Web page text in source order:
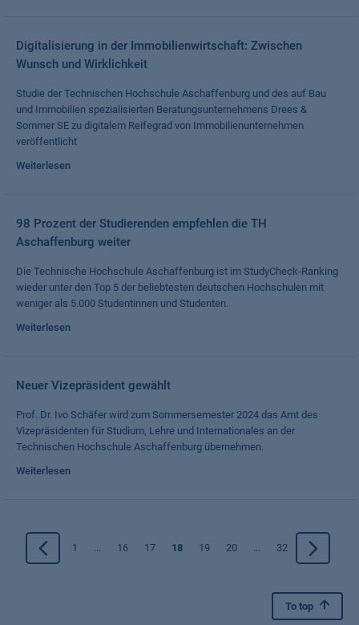
Digitalisierung in der Immobilienwirtschaft: Zwischen
Wunsch und Wirklichkeit
Studie der Technischen Hochschule Aschaffenburg und des auf Bau
und Immobilien spezialisierten Beratungsunternehmens Drees &
Sommer SE zu digitalem Reifegrad von Immobilienunternehmen
veröffentlicht
Weiterlesen
98 Prozent der Studierenden empfehlen die TH
Aschaffenburg weiter
Die Technische Hochschule Aschaffenburg ist im StudyCheck-Ranking
wieder unter den Top 5 der beliebtesten deutschen Hochschulen mit
weniger als 5.000 Studentinnen und Studenten.
Weiterlesen
Neuer Vizepräsident gewählt
Prof. Dr. Ivo Schäfer wird zum Sommersemester 2024 das Amt des
Vizepräsidenten für Studium, Lehre und Internationales an der
Technischen Hochschule Aschaffenburg übernehmen.
Weiterlesen
1 ... 16 17 18 19 20 ... 32
To top